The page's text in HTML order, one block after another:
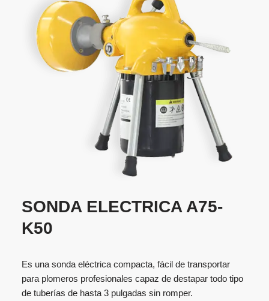
SONDA ELECTRICA A75-
K50
Es una sonda eléctrica compacta, fácil de transportar
para plomeros profesionales capaz de destapar todo tipo
de tuberías de hasta 3 pulgadas sin romper.